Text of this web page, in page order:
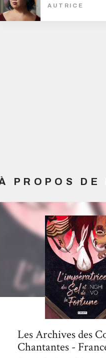
AUTRICE
PROPOS
Les Archives des
Chantantes -